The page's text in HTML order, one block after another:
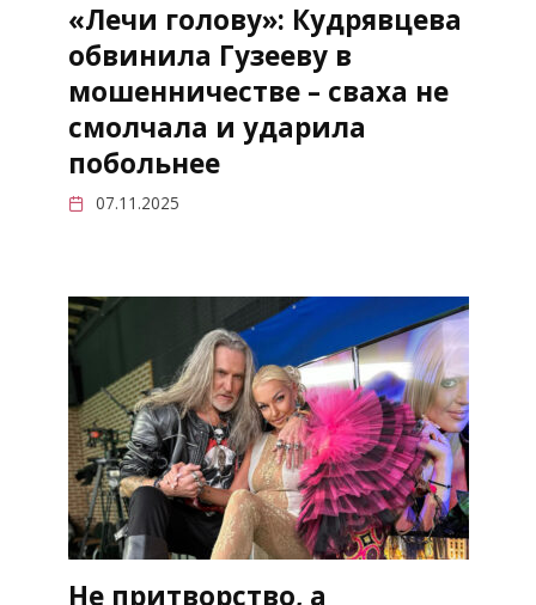
«Лечи голову»: Кудрявцева
обвинила Гузееву в
мошенничестве – сваха не
смолчала и ударила
побольнее
07.11.2025
Не притворство, а